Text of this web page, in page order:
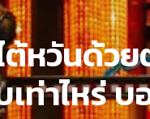
ต้หวันด้ว
ท่าไหร่